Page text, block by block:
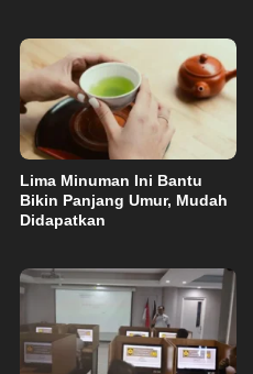
Lima Minuman Ini Bantu
Bikin Panjang Umur, Mudah
Didapatkan